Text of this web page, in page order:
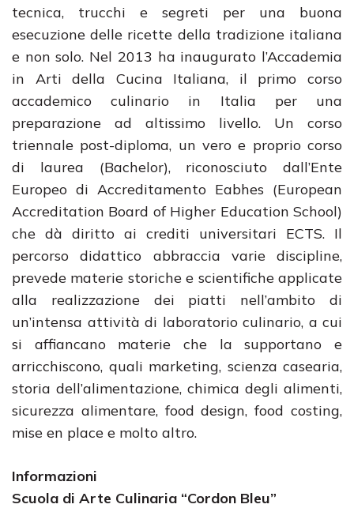
tecnica, trucchi e segreti per una buona
esecuzione delle ricette della tradizione italiana
e non solo. Nel 2013 ha inaugurato l’Accademia
in Arti della Cucina Italiana, il primo corso
accademico culinario in Italia per una
preparazione ad altissimo livello. Un corso
triennale post-diploma, un vero e proprio corso
di laurea (Bachelor), riconosciuto dall’Ente
Europeo di Accreditamento Eabhes (European
Accreditation Board of Higher Education School)
che dà diritto ai crediti universitari ECTS. Il
percorso didattico abbraccia varie discipline,
prevede materie storiche e scientifiche applicate
alla realizzazione dei piatti nell’ambito di
un’intensa attività di laboratorio culinario, a cui
si affiancano materie che la supportano e
arricchiscono, quali marketing, scienza casearia,
storia dell’alimentazione, chimica degli alimenti,
sicurezza alimentare, food design, food costing,
mise en place e molto altro.
Informazioni
Scuola di Arte Culinaria “Cordon Bleu”